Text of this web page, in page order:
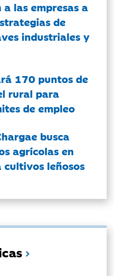
las empresas a
de
industriales y
170 puntos de
rural para
de empleo
busca
agrícolas en
cultivos leñosos